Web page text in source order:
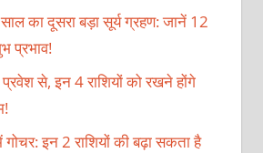
का दूसरा बड़ा सूर्य ग्रहण: जानें 12
प्रभाव!
से, इन 4 राशियों को रखने होंगे
इन 2 राशियों की बढ़ा सकता है